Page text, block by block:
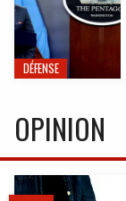
DÉFENSE
OPINION